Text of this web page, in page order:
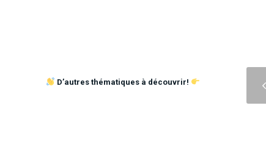
D’autres thématiques à découvrir!
Précédent